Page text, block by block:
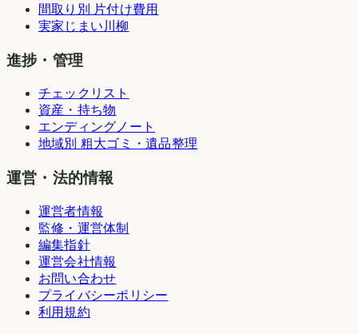
間取り別 片付け費用
実家じまい川柳
進捗・管理
チェックリスト
資産・持ち物
エンディングノート
地域別 粗大ゴミ・遺品整理
運営・法的情報
運営者情報
監修・運営体制
編集指針
運営会社情報
お問い合わせ
プライバシーポリシー
利用規約